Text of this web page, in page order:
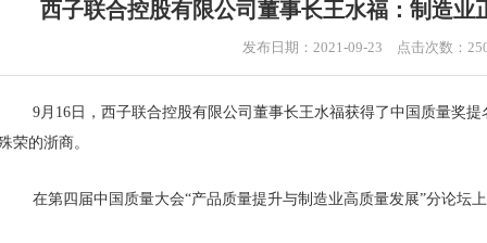
西子联合控股有限公司董事长王水福：制造业
发布日期：2021-09-23 点击次数：
9月16日，西子联合控股有限公司董事长王水福获得了中国质量奖提
荣的浙商。
在第四届中国质量大会“产品质量提升与制造业高质量发展”分论坛